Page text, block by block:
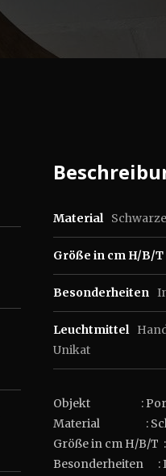
Material
Größe in cm H/B/T
Besonderheiten
Leuchtmittel
Unikat
Objekt :
Material :
Größe in cm H/B/T
Besonderheiten :